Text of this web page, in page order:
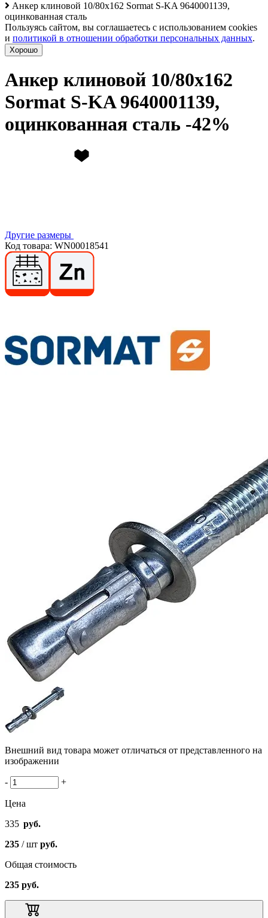
Анкер клиновой 10/80х162 Sormat S-KA 9640001139,
оцинкованная сталь
Пользуясь сайтом, вы соглашаетесь с использованием cookies
и политикой в отношении обработки персональных данных.
Хорошо
Анкер клиновой 10/80х162
Sormat S-KA 9640001139,
оцинкованная сталь
Другие размеры
Код товара: WN00018541
Внешний вид товара может отличаться от представленного на
изображении
- +
Цена
335 руб.
235 / шт руб.
Общая стоимость
235 руб.